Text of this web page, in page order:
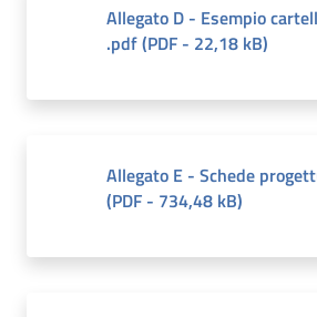
Allegato D - Esempio
.pdf(PDF - 22,18 kB)
Allegato E - Schede
(PDF - 734,48 kB)